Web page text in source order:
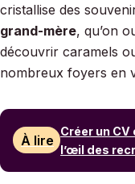
cristallise des
grand-mère, qu’on
découvrir caramels
nombreux foyers en
À lire
Créer un
l’œil des